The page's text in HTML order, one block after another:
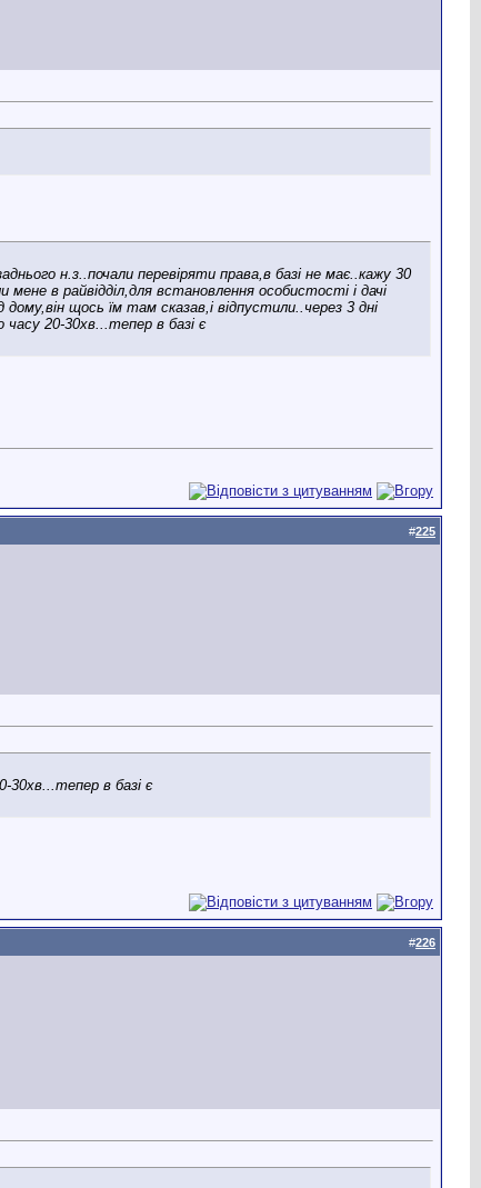
н.з..почали перевіряти права,в базі не має..кажу 30
в райвідділ,для встановлення особистості і дачі
щось їм там сказав,і відпустили..через 3 дні
часу 20-30хв...тепер в базі є
#225
30хв...тепер в базі є
#226